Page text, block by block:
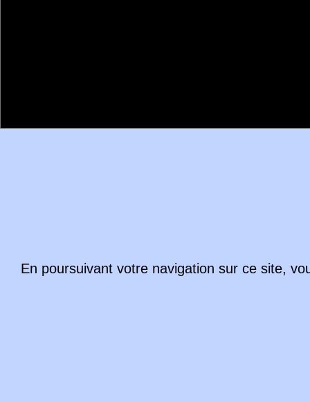
En poursuivant votre navigation sur ce site,